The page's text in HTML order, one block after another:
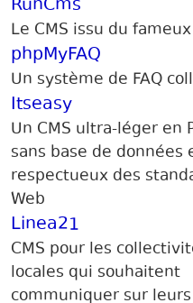
RunCms
Le CMS issu du
phpMyFAQ
Un système de FAQ
Itseasy
Un CMS ultra-léger en
sans base de données
respectueux des
Web
Linea21
CMS pour les
locales qui souhaitent
communiquer sur